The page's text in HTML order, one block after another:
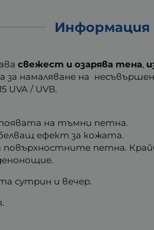
Информация
свежест и озарява тена,
за намаляване на
UVA / UVB.
появата на тъмни петна.
ефект за кожата.
повърхностните петна.
сутрин и вечер.